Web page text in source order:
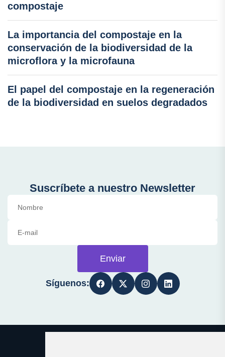
compostaje
La importancia del compostaje en la
conservación de la biodiversidad de la
microflora y la microfauna
El papel del compostaje en la regeneración
de la biodiversidad en suelos degradados
Suscríbete a nuestro Newsletter
Enviar
Síguenos: